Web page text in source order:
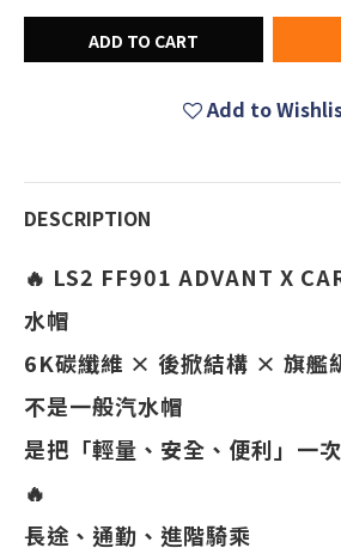
ADD TO CART
Add to
DESCRIPTION
🔥 LS2 FF901 ADVANT X
水帽
6K碳纖維 × 後掀結構 × 旗艦
不是一般汽水帽
是把「輕量、安全、便利」一
🔥
長途、通勤、進階騎乘